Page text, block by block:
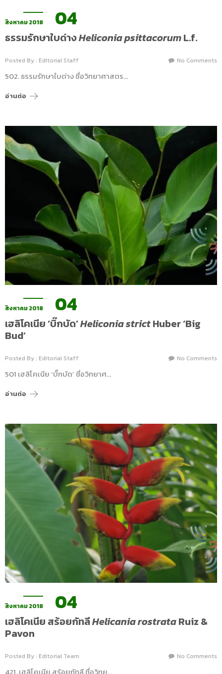
สิงหาคม 2018 04
ธรรมรักษาใบด่างHeliconia psittacorumL.f.
Posted By : Editorial Staff No Comments
502. ธรรมรักษาใบด่าง ชื่อวิทยาศาสตร…
อ่านต่อ
สิงหาคม 2018 04
เฮลิโคเนีย ‘บิ๊กบัด’Heliconia strictHuber ‘Big
Bud’
Posted By : Editorial Staff No Comments
501 เฮลิโคเนีย ‘บิ๊กบัด’ ชื่อวิทยาศ…
อ่านต่อ
สิงหาคม 2018 04
เฮลิโคเนีย สร้อยกัทลีHelicania rostrataRuiz &
Pavon
Posted By : Editorial Team No Comments